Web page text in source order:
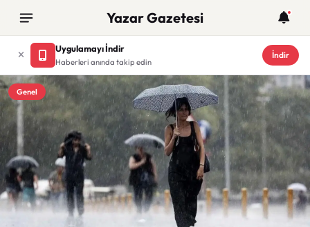
Yazar Gazetesi
Uygulamayı İndir
Haberleri anında takip edin
İndir
Genel